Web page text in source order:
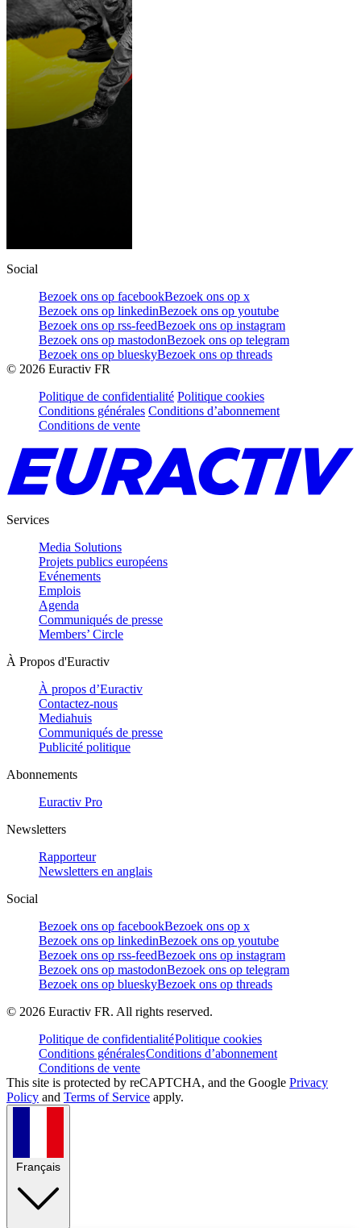
Social
Bezoek ons op facebookBezoek ons op x
Bezoek ons op linkedinBezoek ons op youtube
Bezoek ons op rss-feedBezoek ons op instagram
Bezoek ons op mastodonBezoek ons op telegram
Bezoek ons op blueskyBezoek ons op threads
© 2026 Euractiv FR
Politique de confidentialité Politique cookies
Conditions générales Conditions d’abonnement
Conditions de vente
Services
Media Solutions
Projets publics européens
Evénements
Emplois
Agenda
Communiqués de presse
Members’ Circle
À Propos d'Euractiv
À propos d’Euractiv
Contactez-nous
Mediahuis
Communiqués de presse
Publicité politique
Abonnements
Euractiv Pro
Newsletters
Rapporteur
Newsletters en anglais
Social
Bezoek ons op facebookBezoek ons op x
Bezoek ons op linkedinBezoek ons op youtube
Bezoek ons op rss-feedBezoek ons op instagram
Bezoek ons op mastodonBezoek ons op telegram
Bezoek ons op blueskyBezoek ons op threads
© 2026 Euractiv FR. All rights reserved.
Politique de confidentialitéPolitique cookies
Conditions généralesConditions d’abonnement
Conditions de vente
This site is protected by reCAPTCHA, and the Google Privacy
Policy and Terms of Service apply.
Français